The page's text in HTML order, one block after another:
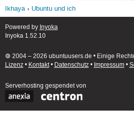
Ikhaya Ubuntu und ich
Powered by Inyoka
Inyoka 1.52.10
🄯 2004 – 2026 ubuntuusers.de • Einige
Lizenz• Kontakt• Datenschutz• Impressum•
Serverhosting gespendet von